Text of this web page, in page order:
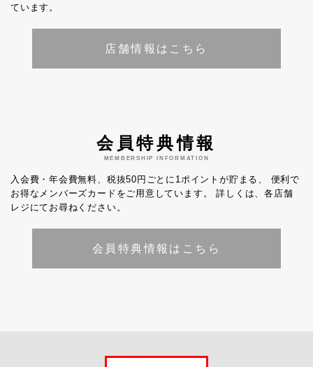
ています。
店舗情報はこちら
会員特典情報
MEMBERSHIP INFORMATION
入会費・年会費無料、税抜50円ごとに1ポイントが貯まる、
便利で
お得なメンバーズカードをご用意しています。
詳しくは、各店舗
レジにてお尋ねください。
会員特典情報はこちら